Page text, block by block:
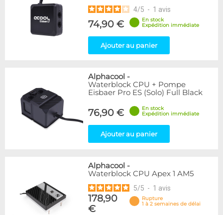
4/5 - 1 avis
74,90 €
En stock
Expédition immédiate
Ajouter au panier
Alphacool -
Waterblock CPU + Pompe
Eisbaer Pro ES (Solo) Full Black
76,90 €
En stock
Expédition immédiate
Ajouter au panier
Alphacool -
Waterblock CPU Apex 1 AM5
5/5 - 1 avis
178,90
€
Rupture
1 à 2 semaines de délai